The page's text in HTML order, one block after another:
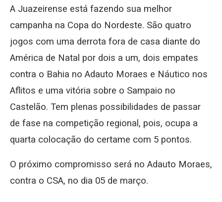
A Juazeirense está fazendo sua melhor
campanha na Copa do Nordeste. São quatro
jogos com uma derrota fora de casa diante do
América de Natal por dois a um, dois empates
contra o Bahia no Adauto Moraes e Náutico nos
Aflitos e uma vitória sobre o Sampaio no
Castelão. Tem plenas possibilidades de passar
de fase na competição regional, pois, ocupa a
quarta colocação do certame com 5 pontos.
O próximo compromisso será no Adauto Moraes,
contra o CSA, no dia 05 de março.